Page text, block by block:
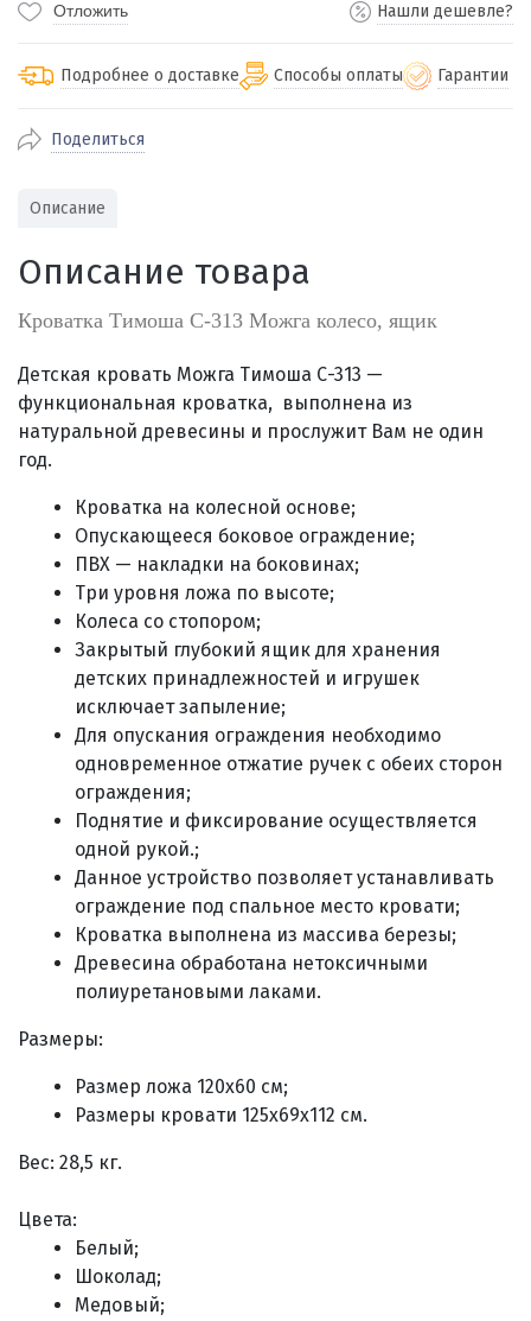
Отложить Нашли дешевле?
Подробнее о доставке
По Екатеринбургу бесплатная
Отправляем во все регионы России
службами Пэк, Кит, Луч, Сдэк, Озон
Способы оплаты
Через СБП при получении (для
Екатеринбурга и близлежащих
городов)
Оплата по счету для юридических лиц
Гарантии
Поделиться
Описание
Описание товара
Кроватка Тимоша С-313 Можга колесо, ящик
Детская кровать Можга Тимоша С-313 —
функциональная кроватка, выполнена из
натуральной древесины и прослужит Вам не один
год.
Кроватка на колесной основе;
Опускающееся боковое ограждение;
ПВХ — накладки на боковинах;
Три уровня ложа по высоте;
Колеса со стопором;
Закрытый глубокий ящик для хранения
детских принадлежностей и игрушек
исключает запыление;
Для опускания ограждения необходимо
одновременное отжатие ручек с обеих сторон
ограждения;
Поднятие и фиксирование осуществляется
одной рукой.;
Данное устройство позволяет устанавливать
ограждение под спальное место кровати;
Кроватка выполнена из массива березы;
Древесина обработана нетоксичными
полиуретановыми лаками.
Размеры:
Размер ложа 120х60 см;
Размеры кровати 125x69x112 см.
Вес: 28,5 кг.
Цвета:
Белый;
Шоколад;
Медовый;